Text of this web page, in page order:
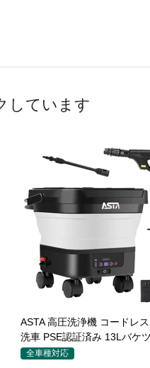
しています
ASTA 高圧洗浄機 コードレ
洗車 PSE認証済み 13Lバケツ
折りたたみ式 超軽量 キャス
全車種対応